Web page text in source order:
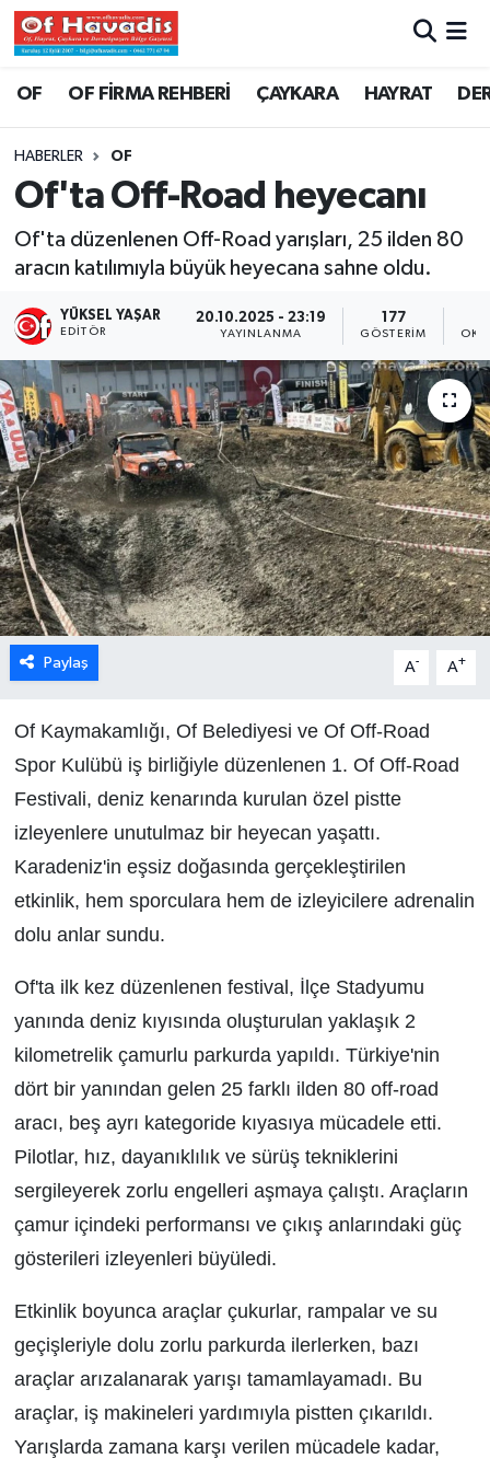
OF OF FİRMA REHBERİ ÇAYKARA HAYRAT
HABERLER OF
Of'ta Off-Road heyecanı
Of'ta düzenlenen Off-Road yarışları, 25 ilden 80
aracın katılımıyla büyük heyecana sahne oldu.
YÜKSEL YAŞAR
EDITÖR
20.10.2025 - 23:19
YAYINLANMA
177
GÖSTERIM
Paylaş A- A+
Of Kaymakamlığı, Of Belediyesi ve Of Off-Road
Spor Kulübü iş birliğiyle düzenlenen 1. Of Off-Road
Festivali, deniz kenarında kurulan özel pistte
izleyenlere unutulmaz bir heyecan yaşattı.
Karadeniz'in eşsiz doğasında gerçekleştirilen
etkinlik, hem sporculara hem de izleyicilere adrenalin
dolu anlar sundu.
Of'ta ilk kez düzenlenen festival, İlçe Stadyumu
yanında deniz kıyısında oluşturulan yaklaşık 2
kilometrelik çamurlu parkurda yapıldı. Türkiye'nin
dört bir yanından gelen 25 farklı ilden 80 off-road
aracı, beş ayrı kategoride kıyasıya mücadele etti.
Pilotlar, hız, dayanıklılık ve sürüş tekniklerini
sergileyerek zorlu engelleri aşmaya çalıştı. Araçların
çamur içindeki performansı ve çıkış anlarındaki güç
gösterileri izleyenleri büyüledi.
Etkinlik boyunca araçlar çukurlar, rampalar ve su
geçişleriyle dolu zorlu parkurda ilerlerken, bazı
araçlar arızalanarak yarışı tamamlayamadı. Bu
araçlar, iş makineleri yardımıyla pistten çıkarıldı.
Yarışlarda zamana karşı verilen mücadele kadar,
Trabzon Nöbetçi Eczaneler
Trabzon Namaz Vakitleri
Trabzon Trafik Yoğunluk Haritası
Süper Lig Puan Durumu ve Fikstür
Tüm Manşetler
Son Dakika Haberleri
Haber Arşivi